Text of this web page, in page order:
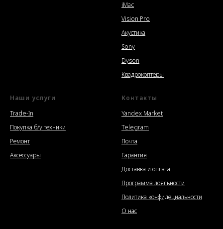
iMac
Vision Pro
Акустика
Sony
Dyson
Квадрокоптеры
Наши услуги
Trade-In
Покупка б/у техники
Ремонт
Аксессуары
Контакты
Yandex Market
Telegram
Почта
Гарантия
Доставка и оплата
Программа лояльности
Политика конфидециальности
О нас